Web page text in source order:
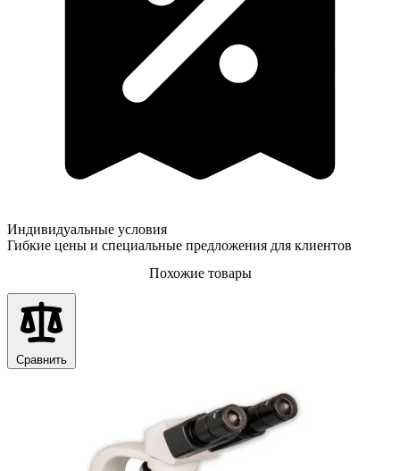
Индивидуальные условия
Гибкие цены и специальные предложения для клиентов
Похожие товары
Сравнить